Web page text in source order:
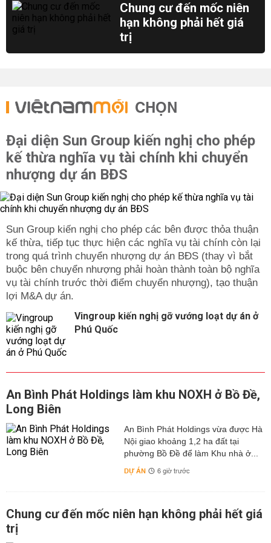
Chung cư đến mốc niên
hạn không phải hết giá
trị
CHỌN
Đại diện Sun Group kiến nghị cho phép
kế thừa nghĩa vụ tài chính khi chuyển
nhượng dự án BĐS
Sun Group kiến nghị cho phép các bên được thỏa thuận
kế thừa, tiếp tục thực hiện các nghĩa vụ tài chính còn lại
trong quá trình chuyển nhượng dự án BĐS (thay vì bắt
buộc bên chuyển nhượng phải hoàn thành toàn bộ nghĩa
vụ tài chính trước thời điểm chuyển nhượng), tạo thuận
lợi M&A dự án.
Vingroup kiến nghị gỡ vướng loạt dự án ở
Phú Quốc
An Bình Phát Holdings làm khu NOXH ở Bồ Đề,
Long Biên
An Bình Phát Holdings vừa được Hà
Nội giao khoảng 1,2 ha đất tại
phường Bồ Đề để làm Khu nhà ở...
DỰ ÁN 6 giờ trước
Chung cư đến mốc niên hạn không phải hết giá
trị